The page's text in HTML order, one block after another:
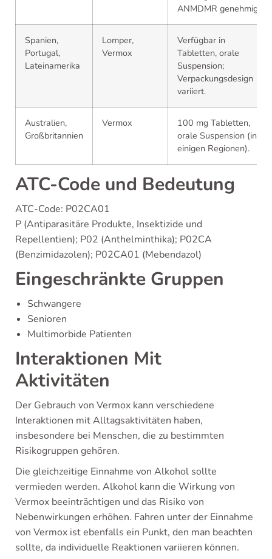
ANMDMR genehmigt.
Spanien,
Portugal,
Lateinamerika
Lomper,
Vermox
Verfügbar in
Tabletten, orale
Suspension;
Verpackungsdesign
variiert.
Australien,
Großbritannien
Vermox
100 mg Tabletten,
orale Suspension (in
einigen Regionen).
ATC-Code und Bedeutung
ATC-Code: P02CA01
P (Antiparasitäre Produkte, Insektizide und
Repellentien); P02 (Anthelminthika); P02CA
(Benzimidazolen); P02CA01 (Mebendazol)
Eingeschränkte Gruppen
Schwangere
Senioren
Multimorbide Patienten
Interaktionen Mit
Aktivitäten
Der Gebrauch von Vermox kann verschiedene
Interaktionen mit Alltagsaktivitäten haben,
insbesondere bei Menschen, die zu bestimmten
Risikogruppen gehören.
Die gleichzeitige Einnahme von Alkohol sollte
vermieden werden. Alkohol kann die Wirkung von
Vermox beeinträchtigen und das Risiko von
Nebenwirkungen erhöhen. Fahren unter der Einnahme
von Vermox ist ebenfalls ein Punkt, den man beachten
sollte, da individuelle Reaktionen variieren können.